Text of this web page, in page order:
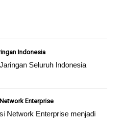
Indonesia
Seluruh Indonesia
Enterprise
Network Enterprise menjadi